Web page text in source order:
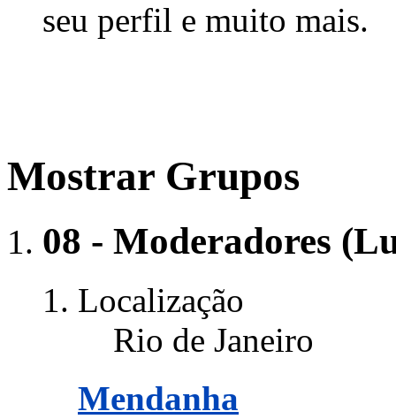
seu perfil e muito mais.
Mostrar Grupos
08 - Moderadores
Localização
Rio de Janeiro
Mendanha